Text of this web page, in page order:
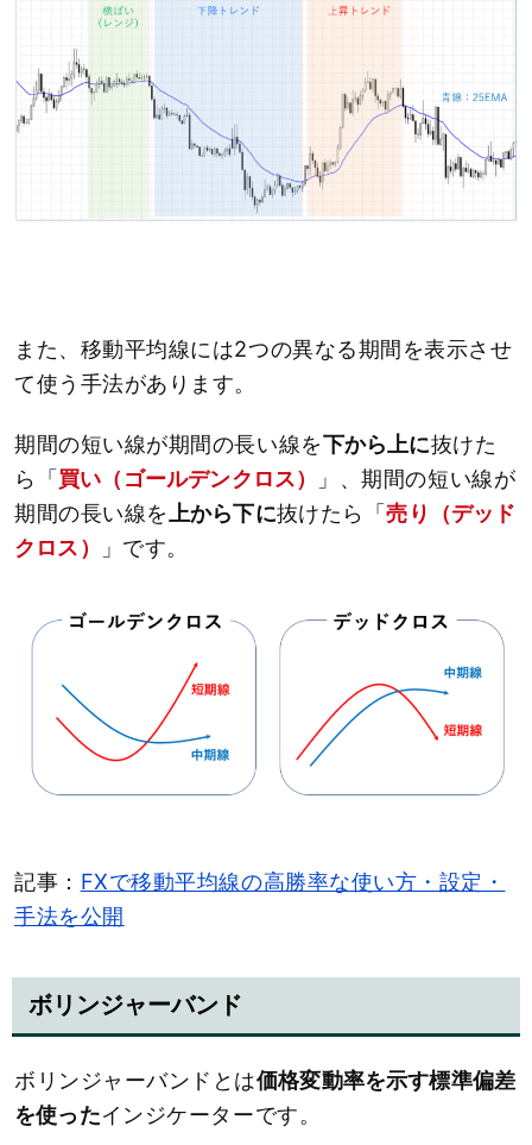
また、移動平均線には2つの異なる期間を表示させ
て使う手法があります。
期間の短い線が期間の長い線を下から上に抜けた
ら「買い（ゴールデンクロス）
」、期間の短い線が
期間の長い線を 上から下に抜けたら「売り（デッド
クロス）
」です。
記事： FXで移動平均線の高勝率な使い方・設定・
手法を公開
ボリンジャーバンド
ボリンジャーバンドとは価格変動率を示す標準偏差
を使ったインジケーターです。